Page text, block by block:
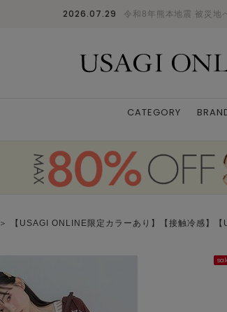
2026.07.29 令和8年熊本地震 被災地
CATEGORY
＞ 【USAGI ONLINE限定カラーあり】【接触冷感】